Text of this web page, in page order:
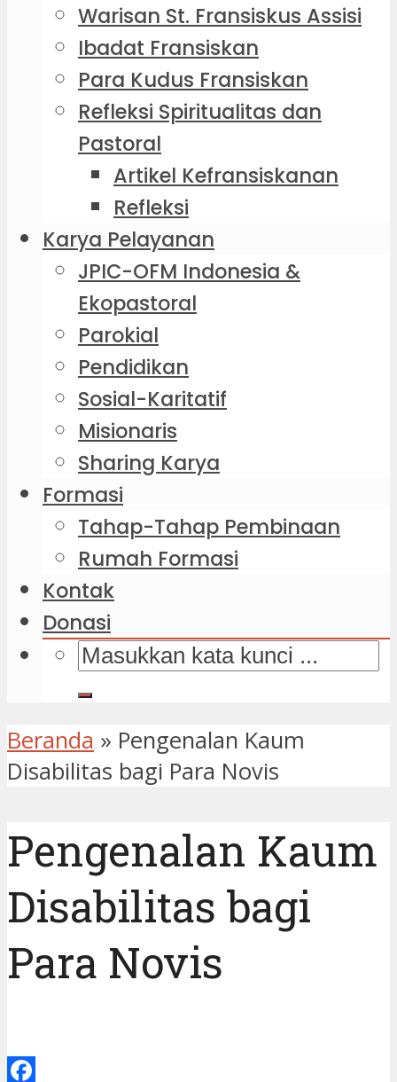
Warisan St. Fransiskus Assisi
Ibadat Fransiskan
Para Kudus Fransiskan
Refleksi Spiritualitas dan
Pastoral
Artikel Kefransiskanan
Refleksi
Karya Pelayanan
JPIC-OFM Indonesia &
Ekopastoral
Parokial
Pendidikan
Sosial-Karitatif
Misionaris
Sharing Karya
Formasi
Tahap-Tahap Pembinaan
Rumah Formasi
Kontak
Donasi
Beranda » Pengenalan Kaum
Disabilitas bagi Para Novis
Pengenalan Kaum
Disabilitas bagi
Para Novis